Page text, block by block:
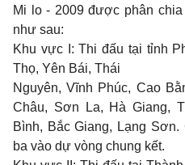
Mi lo - 2009 được phân
như sau:
Khu vực I: Thi đấu tại tỉnh
Thọ, Yên Bái, Thái
Nguyên, Vĩnh Phúc, Cao
Châu, Sơn La, Hà Giang,
Bình, Bắc Giang, Lạng
ba vào dự vòng chung kết.